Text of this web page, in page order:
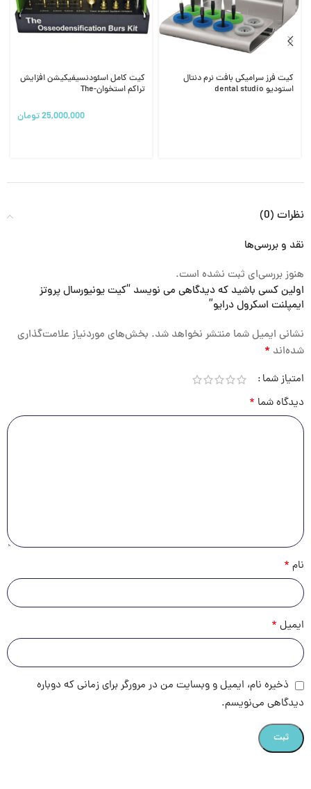
کیت فرز سرامیکی بافت نرم دنتال
استودیو dental studio
کیت کامل اسئودنسیفیکیشن افزایش
تراکم استخوان-The
25,000,000تومان
نظرات (0)
نقد و بررسی‌ها
هنوز بررسی‌ای ثبت نشده است.
اولین کسی باشید که دیدگاهی می نویسد “کیت یونیورسال پروتز
ایمپلنت اسکرول درایو”
نشانی ایمیل شما منتشر نخواهد شد. بخش‌های موردنیاز علامت‌گذاری
شده‌اند *
امتیاز شما
دیدگاه شما *
نام *
ایمیل *
ذخیره نام، ایمیل و وبسایت من در مرورگر برای زمانی که دوباره
دیدگاهی می‌نویسم.